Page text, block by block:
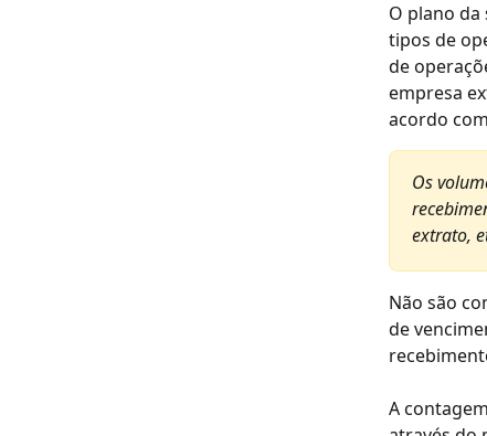
O plano
tipos de
de
empresa
acordo
Os
extrato,
Não são
de
A